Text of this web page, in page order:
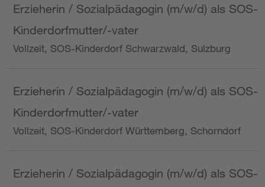
Erzieherin / Sozialpädagogin (m/w/d) als SOS-
Kinderdorfmutter/-vater
Vollzeit, SOS-Kinderdorf Schwarzwald, Sulzburg
Erzieherin / Sozialpädagogin (m/w/d) als SOS-
Kinderdorfmutter/-vater
Vollzeit, SOS-Kinderdorf Württemberg, Schorndorf
Erzieherin / Sozialpädagogin (m/w/d) als SOS-